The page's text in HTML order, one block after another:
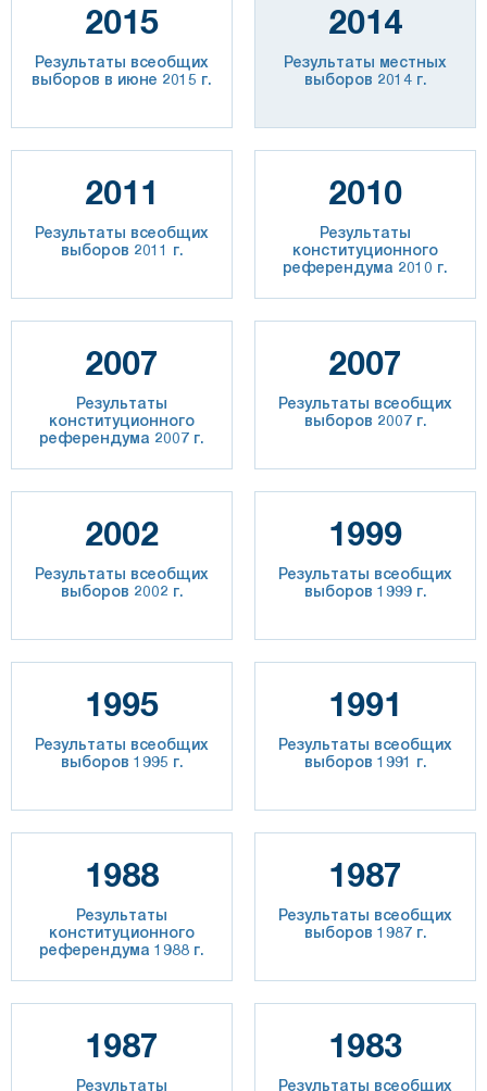
2015
Результаты всеобщих
выборов в июне 2015 г.
2014
Результаты местных
выборов 2014 г.
2011
Результаты всеобщих
выборов 2011 г.
2010
Результаты
конституционного
референдума 2010 г.
2007
Результаты
конституционного
референдума 2007 г.
2007
Результаты всеобщих
выборов 2007 г.
2002
Результаты всеобщих
выборов 2002 г.
1999
Результаты всеобщих
выборов 1999 г.
1995
Результаты всеобщих
выборов 1995 г.
1991
Результаты всеобщих
выборов 1991 г.
1988
Результаты
конституционного
референдума 1988 г.
1987
Результаты всеобщих
выборов 1987 г.
1987
Результаты
1983
Результаты всеобщих